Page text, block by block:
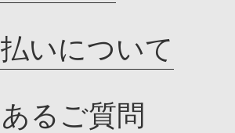
いについて
るご質問